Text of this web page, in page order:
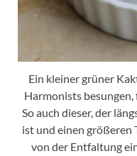
Ein kleiner grüner
Harmonists
So auch dieser, der
ist und einen größeren
von der Entfaltung